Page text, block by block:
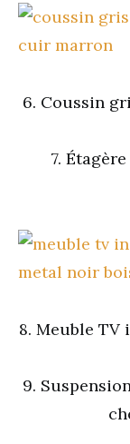
6. Coussin
7.
8. Meuble
9.